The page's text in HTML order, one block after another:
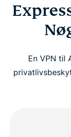
En VPN til